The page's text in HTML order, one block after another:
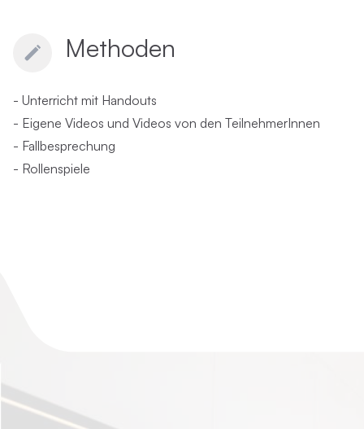
Methoden
- Unterricht mit Handouts
- Eigene Videos und Videos von den TeilnehmerInnen
- Fallbesprechung
- Rollenspiele